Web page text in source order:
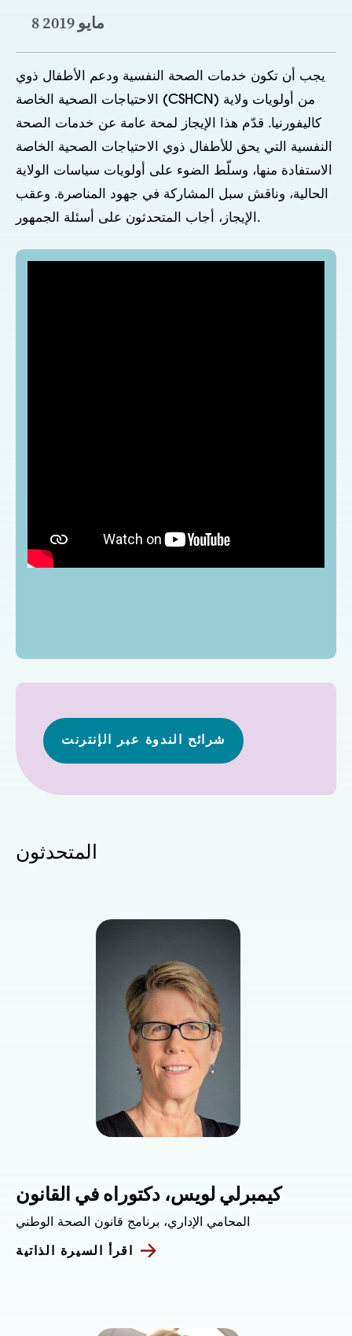
8 مايو 2019
يجب أن تكون خدمات الصحة النفسية ودعم الأطفال ذوي
الاحتياجات الصحية الخاصة (CSHCN) من أولويات ولاية
كاليفورنيا. قدّم هذا الإيجاز لمحة عامة عن خدمات الصحة
النفسية التي يحق للأطفال ذوي الاحتياجات الصحية الخاصة
الاستفادة منها، وسلّط الضوء على أولويات سياسات الولاية
الحالية، وناقش سبل المشاركة في جهود المناصرة. وعقب
الإيجاز، أجاب المتحدثون على أسئلة الجمهور.
شرائح الندوة عبر الإنترنت
المتحدثون
كيمبرلي لويس، دكتوراه في القانون
المحامي الإداري، برنامج قانون الصحة الوطني
اقرأ السيرة الذاتية